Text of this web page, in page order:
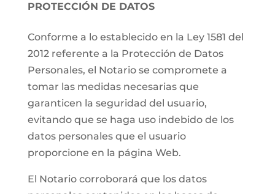
PROTECCIÓN DE DATOS
Conforme a lo establecido en la Ley 1581 del
2012 referente a la Protección de Datos
Personales, el Notario se compromete a
tomar las medidas necesarias que
garanticen la seguridad del usuario,
evitando que se haga uso indebido de los
datos personales que el usuario
proporcione en la página Web.
El Notario corroborará que los datos